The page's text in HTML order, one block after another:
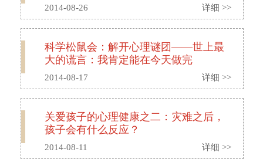
2014-08-26 详细 >>
科学松鼠会：解开心理谜团——世上最
大的谎言：我肯定能在今天做完
2014-08-17 详细 >>
关爱孩子的心理健康之二：灾难之后，
孩子会有什么反应？
2014-08-11 详细 >>